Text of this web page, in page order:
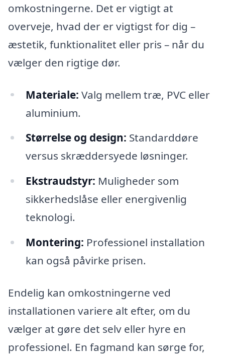
omkostningerne. Det er vigtigt at
overveje, hvad der er vigtigst for dig –
æstetik, funktionalitet eller pris – når du
vælger den rigtige dør.
Materiale: Valg mellem træ, PVC eller
aluminium.
Størrelse og design: Standarddøre
versus skræddersyede løsninger.
Ekstraudstyr: Muligheder som
sikkerhedslåse eller energivenlig
teknologi.
Montering: Professionel installation
kan også påvirke prisen.
Endelig kan omkostningerne ved
installationen variere alt efter, om du
vælger at gøre det selv eller hyre en
professionel. En fagmand kan sørge for,